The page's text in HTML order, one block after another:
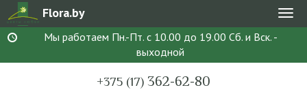
Flora.by
Мы работаем Пн.-Пт. с 10.00 до 19.00 Сб. и Вск. -
выходной
+375 (17) 362-62-80